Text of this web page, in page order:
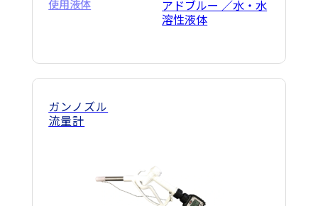
使用液体
アドブルー ／水・水
溶性液体
ガンノズル
流量計